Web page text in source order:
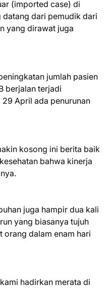
(imported case) di
datang dari pemudik dari
yang dirawat juga
jumlah pasien
berjalan terjadi
April ada penurunan
kosong ini berita baik
bahwa kinerja
juga hampir dua kali
yang biasanya tujuh
orang dalam enam hari
hadirkan merata di